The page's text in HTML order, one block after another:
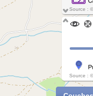
Source :
Source :